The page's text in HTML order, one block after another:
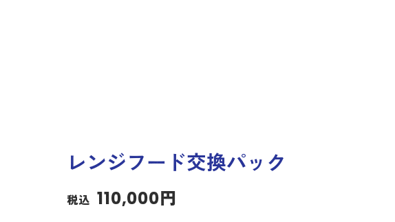
レンジフード交換パック
税込 110,000円